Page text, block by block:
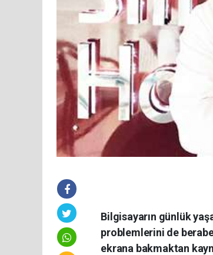
Bilgisayarın günlük
problemlerini de
ekrana bakmaktan